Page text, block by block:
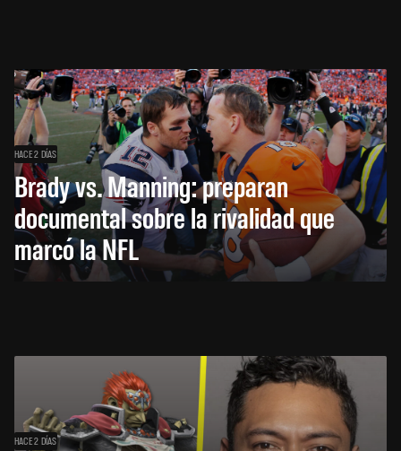
HACE 2 DÍAS
Brady vs. Manning: preparan
documental sobre la rivalidad que
marcó la NFL
HACE 2 DÍAS